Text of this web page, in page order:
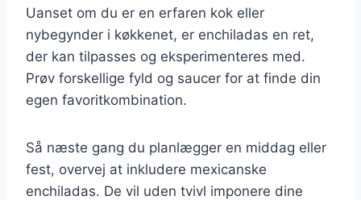
Uanset om du er en erfaren kok eller
nybegynder i køkkenet, er enchiladas en ret,
der kan tilpasses og eksperimenteres med.
Prøv forskellige fyld og saucer for at finde din
egen favoritkombination.
Så næste gang du planlægger en middag eller
fest, overvej at inkludere mexicanske
enchiladas. De vil uden tvivl imponere dine